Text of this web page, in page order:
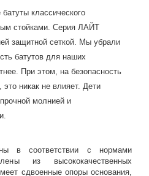
классического
стойками. Серия ЛАЙТ
защитной сеткой. Мы убрали
батутов для наших
При этом, на безопасность
это никак не влияет. Дети
молнией и
в соответствии с нормами
из высококачественных
сдвоенные опоры основания,